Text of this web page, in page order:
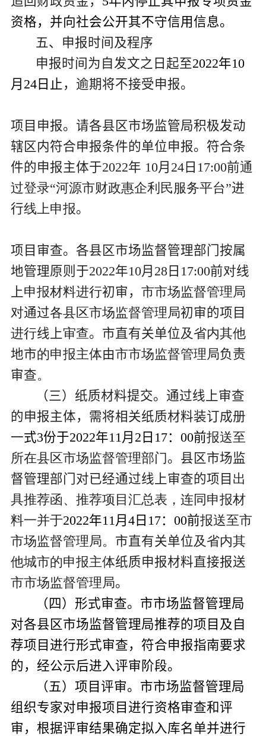
资格，并向社会公开其不守信用信息。
五、申报时间及程序
申报时间为自发文之日起至2022年10
月 24日止 ，逾期将不接受申报。
项目申报。请各县区市场监管局积极发动
辖区内符合申报条件的单位申报。符合条
件的申报主体于2022年 10月 24日 17:00前通
过登录“河源市财政惠企利民服务平台”进
行线上申报。
项目审查。各县区市场监督管理部门按属
地管理原则 于2022年10月 28日 17:00前对线
上申报材料进行初审， 市市场监督管理局
对通过各县区市场监督管理局初审的项目
进行线上审查。 市直有关单位及省内其他
地市的申报主体由市市场监督管理局负责
审查。
（ 三 ） 纸质材料提交。 通过线上审查
的申报主体，需将相关纸质材料装订成册
一式3份于2022年11 月 2 日 17： 00前报送至
所在县区市场监督管理部门 。 县区市场监
督管理部门对已经通过线上审查的项目 出
具推荐函、推荐项目汇总表，连同申报材
料一并于2022年11 月 4日 17： 00前报送至市
市场监督管理局。 市直有关单位及省内其
他城市的申报主体纸质申报材料直接报送
市市场监督管理局。
（ 四 ）形式审查。市市场监督管理局
对各县区市场监督管理局推荐的项目及自
荐项目进行形式审查，符合申报指南要求
的，经公示后进入评审阶段。
（五 ）项目评审。市市场监督管理局
组织专家对申报项目进行资格审查和评
审 ， 根据评审结果确定拟入库名单并进行